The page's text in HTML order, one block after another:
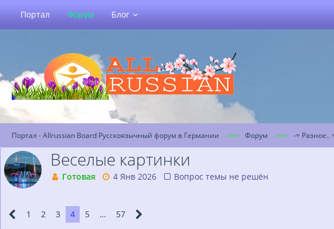
Портал Форум Блог
Портал - Allrussian Board Русскоязычный форум в Германии Форум -= Разное..
Веселые картинки
Готовая 4 Янв 2026 Вопрос темы не решён
1 2 3 4 5 … 57